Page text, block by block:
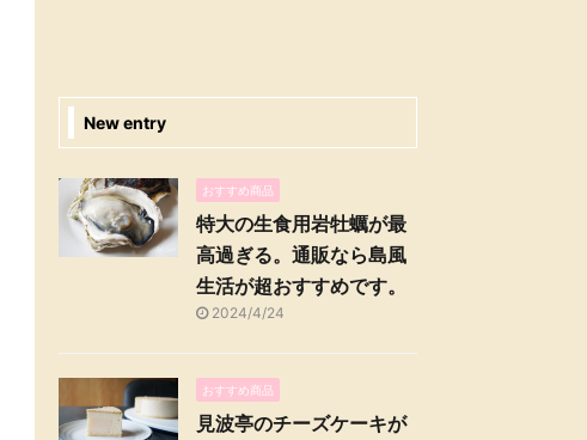
New entry
おすすめ商品
特大の生食用岩牡蠣が最
高過ぎる。通販なら島風
生活が超おすすめです。
2024/4/24
おすすめ商品
見波亭のチーズケーキが